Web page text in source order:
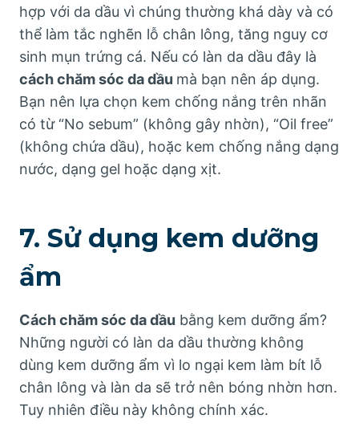
hợp với da dầu vì chúng thường khá dày và có
thể làm tắc nghẽn lỗ chân lông, tăng nguy cơ
sinh mụn trứng cá. Nếu có làn da dầu đây là
cách chăm sóc da dầu mà bạn nên áp dụng.
Bạn nên lựa chọn kem chống nắng trên nhãn
có từ “No sebum” (không gây nhờn), “Oil free”
(không chứa dầu), hoặc kem chống nắng dạng
nước, dạng gel hoặc dạng xịt.
7. Sử dụng kem dưỡng
ẩm
Cách chăm sóc da dầu bằng kem dưỡng ẩm?
Những người có làn da dầu thường không
dùng kem dưỡng ẩm vì lo ngại kem làm bít lỗ
chân lông và làn da sẽ trở nên bóng nhờn hơn.
Tuy nhiên điều này không chính xác.